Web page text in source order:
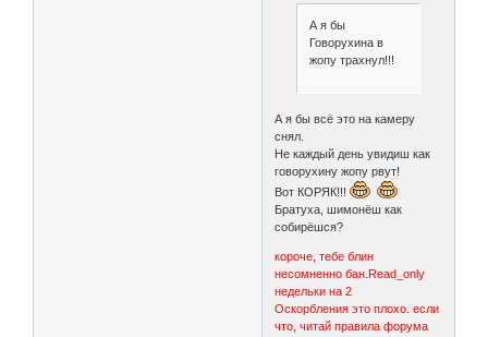
А я бы
Говорухина в
жопу трахнул!!!
А я бы всё это на камеру
снял.
Не каждый день увидиш как
говорухину жопу рвут!
Вот КОРЯК!!!
Братуха, шимонёш как
собирёшся?
короче, тебе блин
несомненно бан.Read_only
недельки на 2
Оскорбления это плохо. если
что, читай правила форума